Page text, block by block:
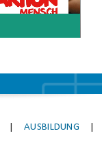
AUSBILDUNG